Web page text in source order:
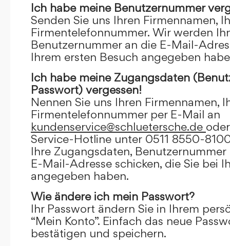
Ich habe meine Benutzernummer
Senden Sie uns Ihren Firmennamen,
Firmentelefonnummer. Wir werden
Benutzernummer an die E-Mail-
Ihrem ersten Besuch angegeben
Ich habe meine Zugangsdaten
Passwort) vergessen!
Nennen Sie uns Ihren Firmennamen,
Firmentelefonnummer per E-Mail an
kundenservice@schluetersche.de
Service-Hotline unter 0511 8550-
Ihre Zugangsdaten,
E-Mail-Adresse schicken, die Sie bei
angegeben haben.
Wie ändere ich mein Passwort?
Ihr Passwort ändern Sie in Ihrem
“Mein Konto”. Einfach das neue
bestätigen und speichern.